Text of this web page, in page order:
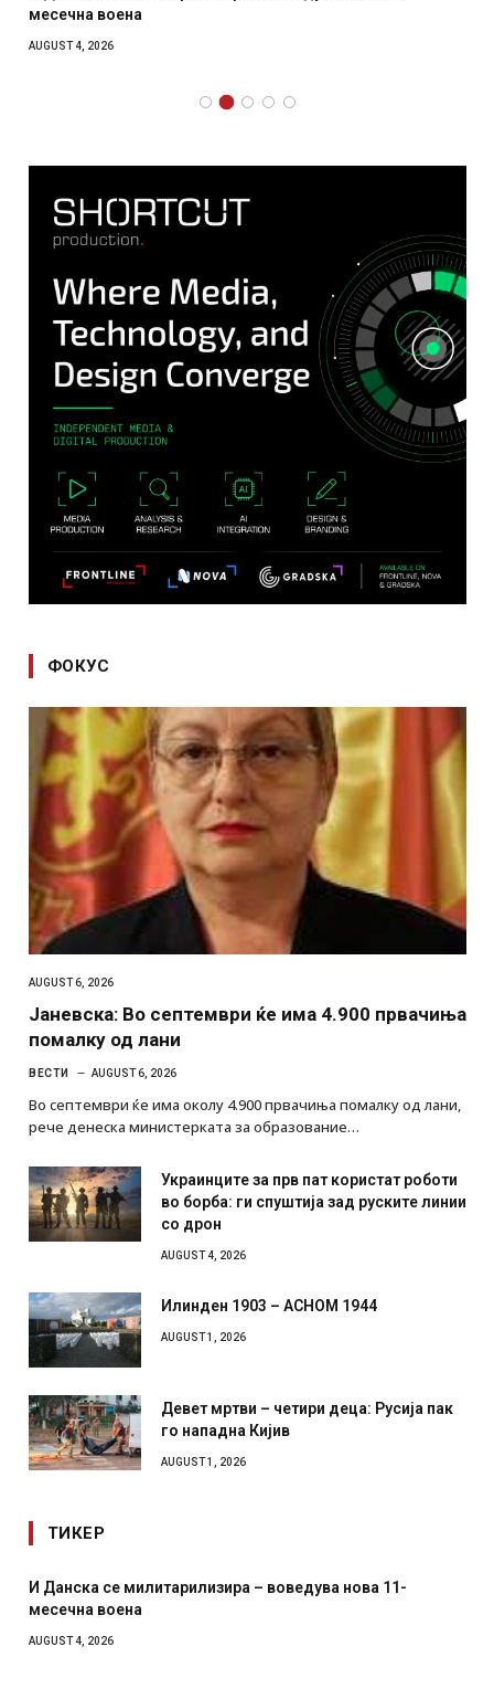
месечна воена
AUGUST 4, 2026
ФОКУС
AUGUST 6, 2026
Јаневска: Во септември ќе има 4.900 првачиња
помалку од лани
ВЕСТИ AUGUST 6, 2026
Во септември ќе има околу 4.900 првачиња помалку од лани,
рече денеска министерката за образование…
Украинците за прв пат користат роботи
во борба: ги спуштија зад руските линии
со дрон
AUGUST 4, 2026
Илинден 1903 – АСНОМ 1944
AUGUST 1, 2026
Девет мртви – четири деца: Русија пак
го нападна Кијив
AUGUST 1, 2026
ТИКЕР
И Данска се милитарилизира – воведува нова 11-
месечна воена
AUGUST 4, 2026